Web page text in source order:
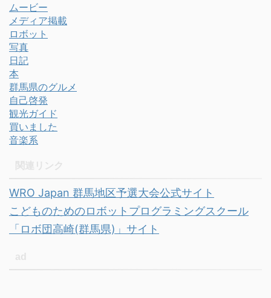
ムービー
メディア掲載
ロボット
写真
日記
本
群馬県のグルメ
自己啓発
観光ガイド
買いました
音楽系
WRO Japan 群馬地区予選大会公式サイト
こどものためのロボットプログラミングスクール
「ロボ団高崎(群馬県)」サイト